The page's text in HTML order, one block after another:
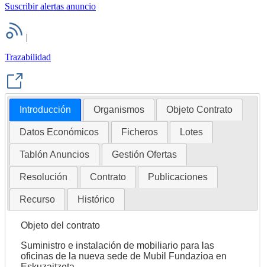
Suscribir alertas anuncio
|
Trazabilidad
Introducción Organismos Objeto Contrato
Datos Económicos Ficheros Lotes
Tablón Anuncios Gestión Ofertas
Resolución Contrato Publicaciones
Recurso Histórico
Objeto del contrato
Suministro e instalación de mobiliario para las
oficinas de la nueva sede de Mubil Fundazioa en